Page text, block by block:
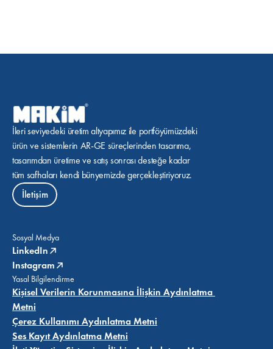
İleri seviyedeki üretim altyapımız ile portföyümüzdeki
ürün ve sistemlerin AR-GE süreçlerinden tasarıma,
tasarımdan üretime ve satış sonrası desteğe kadar
tüm safhaları kendi bünyemizde gerçekleştiriyoruz.
İletişim
Sosyal Medya
LinkedIn
Instagram
Yasal Bilgilendirme
Kişisel Verilerin Korunmasına İlişkin Aydınlatma
Metni
Çerez Kullanımı Aydınlatma Metni
Ses Kayıt Aydınlatma Metni